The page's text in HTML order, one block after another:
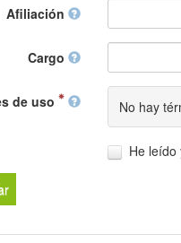
Afiliación
Cargo
de uso No hay
He leído